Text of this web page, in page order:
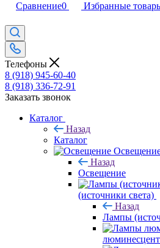
Сравнение0 Избранные
Телефоны
8 (918) 945-60-40
8 (918) 336-72-91
Заказать звонок
Каталог
Назад
Каталог
Назад
Освещение
(источники света)
Назад
Лампы